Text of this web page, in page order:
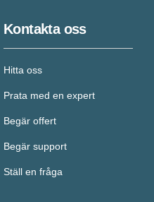
Kontakta oss
Hitta oss
Prata med en expert
Begär offert
Begär support
Ställ en fråga